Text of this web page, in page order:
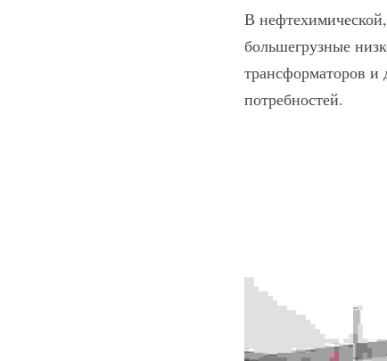
В
большегрузные
трансформаторов и
потребностей.